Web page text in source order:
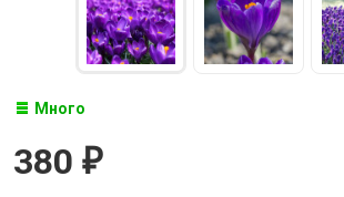
Много
380 ₽